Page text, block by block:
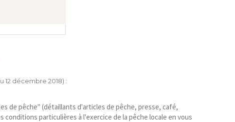
décembre 2018) :
de pêche" (détaillants d'articles de pêche, presse, café,
particulières à l'exercice de la pêche locale en vous